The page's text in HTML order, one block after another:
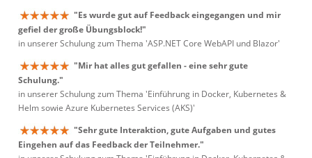
"Es wurde gut auf Feedback eingegangen und mir
gefiel der große Übungsblock!"
in unserer Schulung zum Thema 'ASP.NET Core WebAPI und Blazor'
"Mir hat alles gut gefallen - eine sehr gute
Schulung."
in unserer Schulung zum Thema 'Einführung in Docker, Kubernetes &
Helm sowie Azure Kubernetes Services (AKS)'
"Sehr gute Interaktion, gute Aufgaben und gutes
Eingehen auf das Feedback der Teilnehmer."